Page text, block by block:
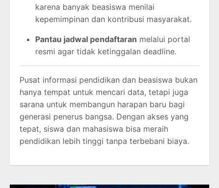
karena banyak beasiswa menilai
kepemimpinan dan kontribusi masyarakat.
Pantau jadwal pendaftaran melalui portal
resmi agar tidak ketinggalan deadline.
Pusat informasi pendidikan dan beasiswa bukan
hanya tempat untuk mencari data, tetapi juga
sarana untuk membangun harapan baru bagi
generasi penerus bangsa. Dengan akses yang
tepat, siswa dan mahasiswa bisa meraih
pendidikan lebih tinggi tanpa terbebani biaya.